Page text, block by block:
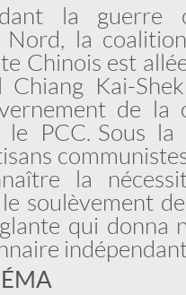
la guerre
Nord, la
Chinois est
Chiang Kai-
de
le PCC. Sous
la
le soulèvement
qui donna